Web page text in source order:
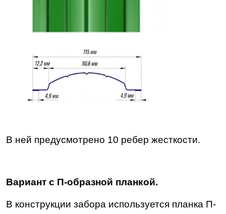
В ней предусмотрено 10 ребер жесткости.
Вариант с П-образной планкой.
В конструкции забора используется планка П-